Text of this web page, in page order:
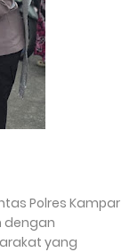
Polres Kampar
dengan
yang